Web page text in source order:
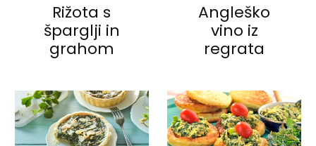
Rižota s
šparglji in
grahom
Angleško
vino iz
regrata